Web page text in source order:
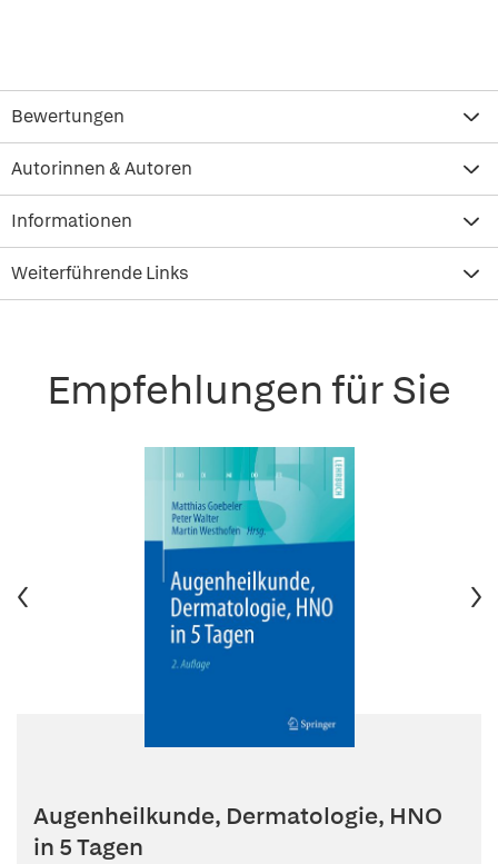
Bewertungen
Autorinnen & Autoren
Informationen
Weiterführende Links
Empfehlungen für Sie
Augenheilkunde, Dermatologie, HNO
in 5 Tagen